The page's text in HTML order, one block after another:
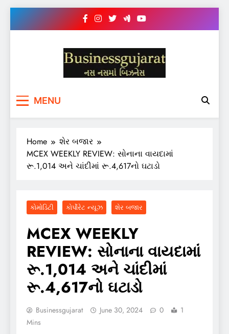
BUSINESS GUJARAT
MENU
Home
શેર બજાર
MCEX WEEKLY REVIEW: સોનાના વાયદામાં
રૂ.1,014 અને ચાંદીમાં રૂ.4,617નો ઘટાડો
કોમોડિટી કોર્પોરેટ ન્યૂઝ શેર બજાર
MCEX WEEKLY
REVIEW: સોનાના વાયદામાં
રૂ.1,014 અને ચાંદીમાં
રૂ.4,617નો ઘટાડો
Businessgujarat June 30, 2024 0
1
Mins